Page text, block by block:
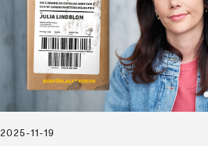
2025-11-19